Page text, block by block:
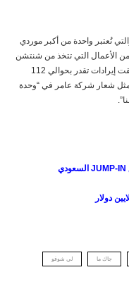
تُعتبر واحدة من أكبر موردي
غير الحديدية في العالم. يمتلك حوالي 75٪ من الأعمال التي تتخذ من شنتشن
مقرًا لها، والتي تضم أكثر من 30،000 موظف، وحققت إيرادات تقدر بحوالي 112
فورتشن. يتمثل شعار شركة عامر في “وحدة
السعودي
جاك ما لي شوفو